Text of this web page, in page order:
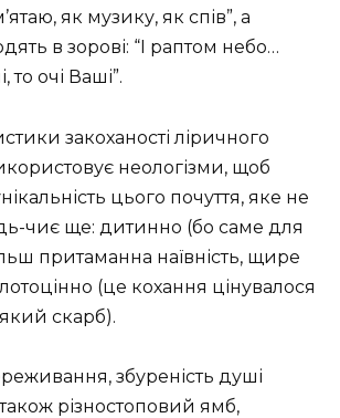
як музику, як спів”, а
в зорові: “І раптом небо…
то очі Ваші”.
закоханості ліричного
неологізми, щоб
цього почуття, яке не
чиє ще: дитинно (бо саме для
притаманна наївність, щире
(це кохання цінувалося
скарб).
збуреність душі
різностоповий ямб,